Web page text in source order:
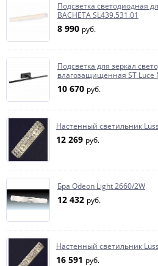
Подсветка светодиодная
BACHETA SL439.531.01
8 990 руб.
Подсветка для зеркал
влагозащищенная ST Luce
10 670 руб.
Настенный светильник
12 269 руб.
Бра Odeon Light 2660/2W
12 432 руб.
Настенный светильник
16 591 руб.